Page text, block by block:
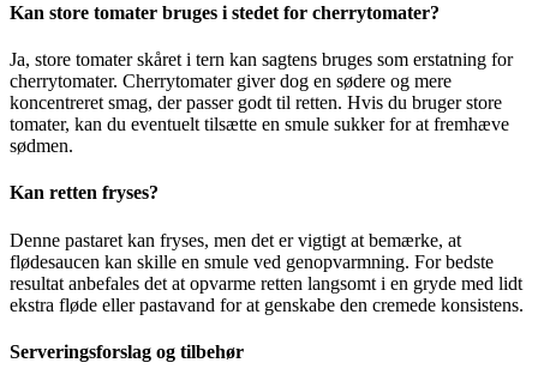
Kan store tomater bruges i stedet for cherrytomater?
Ja, store tomater skåret i tern kan sagtens bruges som erstatning for
cherrytomater. Cherrytomater giver dog en sødere og mere
koncentreret smag, der passer godt til retten. Hvis du bruger store
tomater, kan du eventuelt tilsætte en smule sukker for at fremhæve
sødmen.
Kan retten fryses?
Denne pastaret kan fryses, men det er vigtigt at bemærke, at
flødesaucen kan skille en smule ved genopvarmning. For bedste
resultat anbefales det at opvarme retten langsomt i en gryde med lidt
ekstra fløde eller pastavand for at genskabe den cremede konsistens.
Serveringsforslag og tilbehør